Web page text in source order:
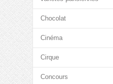
Chocolat
Cinéma
Cirque
Concours